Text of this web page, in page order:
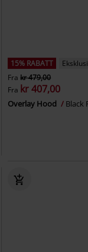
15% RABATT
Frakr 479,00
Fra kr 407,00
Overlay Hood Black